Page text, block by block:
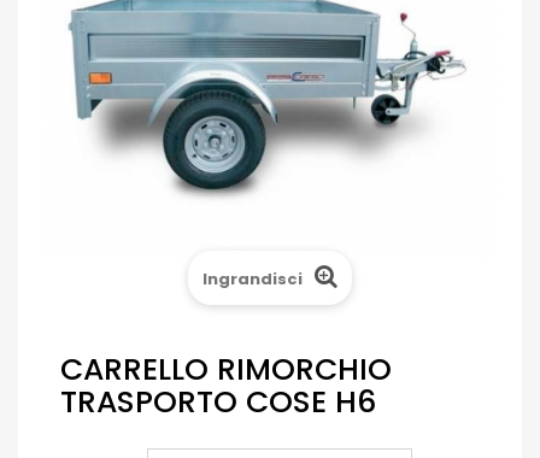
Ingrandisci
CARRELLO RIMORCHIO
TRASPORTO COSE H6